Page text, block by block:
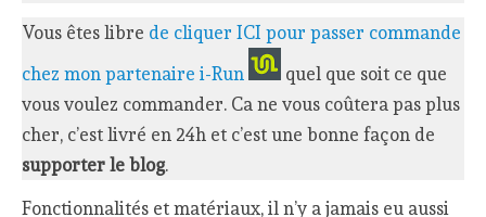
Vous êtes libre de cliquer ICI pour passer commande
chez mon partenaire i-Run
quel que soit ce que
vous voulez commander. Ca ne vous coûtera pas plus
cher, c’est livré en 24h et c’est une bonne façon de
supporter le blog.
Fonctionnalités et matériaux, il n’y a jamais eu aussi